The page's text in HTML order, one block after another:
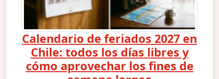
Calendario de feriados 2027 en
Chile: todos los días libres y
cómo aprovechar los fines de